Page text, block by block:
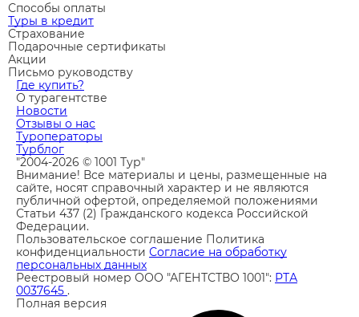
Способы оплаты
Туры в кредит
Страхование
Подарочные сертификаты
Акции
Письмо руководству
Где купить?
О турагентстве
Новости
Отзывы о нас
Туроператоры
Турблог
"2004-2026 © 1001 Тур"
Внимание! Все материалы и цены, размещенные на
сайте, носят справочный характер и не являются
публичной офертой, определяемой положениями
Статьи 437 (2) Гражданского кодекса Российской
Федерации.
Пользовательское соглашение Политика
конфиденциальности Согласие на обработку
персональных данных
Реестровый номер ООО "АГЕНТСТВО 1001": РТА
0037645 .
Полная версия